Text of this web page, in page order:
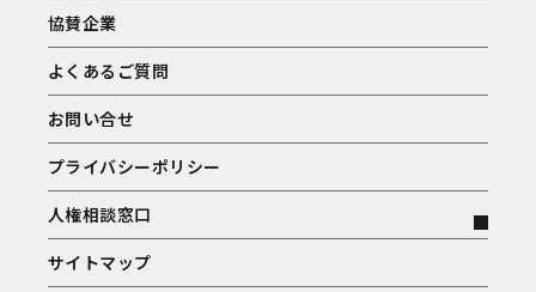
協賛企業
よくあるご質問
お問い合せ
プライバシーポリシー
人権相談窓口
サイトマップ